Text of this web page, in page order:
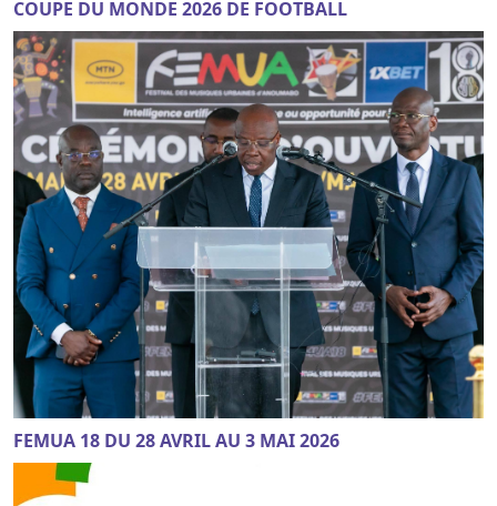
COUPE DU MONDE 2026 DE FOOTBALL
FEMUA 18 DU 28 AVRIL AU 3 MAI 2026